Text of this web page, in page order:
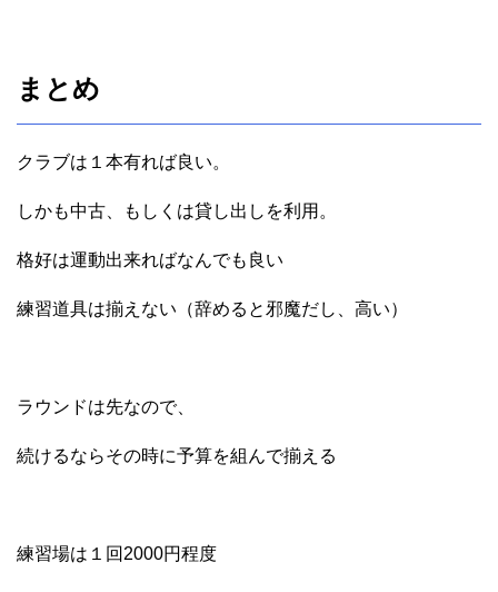
まとめ
クラブは１本有れば良い。
しかも中古、もしくは貸し出しを利用。
格好は運動出来ればなんでも良い
練習道具は揃えない（辞めると邪魔だし、高い）
ラウンドは先なので、
続けるならその時に予算を組んで揃える
練習場は１回2000円程度